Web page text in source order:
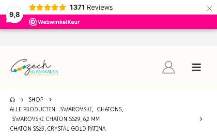
9,8
1371 Reviews ×
SHOP
ALLE PRODUCTEN, SWAROVSKI, CHATONS,
SWAROVSKI CHATON SS29, 6,2 MM
CHATON SS29, CRYSTAL GOLD PATINA